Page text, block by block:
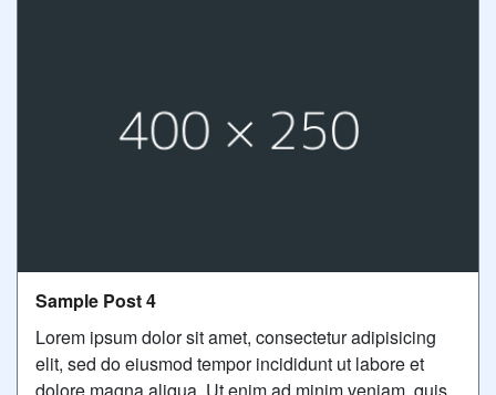
Sample Post 4
Lorem ipsum dolor sit amet, consectetur adipisicing
elit, sed do eiusmod tempor incididunt ut labore et